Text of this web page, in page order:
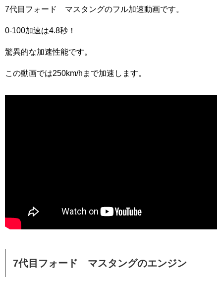
7代目フォード マスタングのフル加速動画です。
0-100加速は4.8秒！
驚異的な加速性能です。
この動画では250km/hまで加速します。
7代目フォード マスタングのエンジン